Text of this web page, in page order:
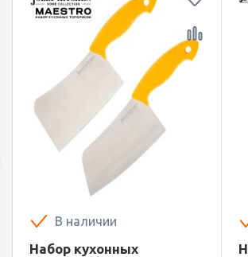
В наличии
Набор кухонных